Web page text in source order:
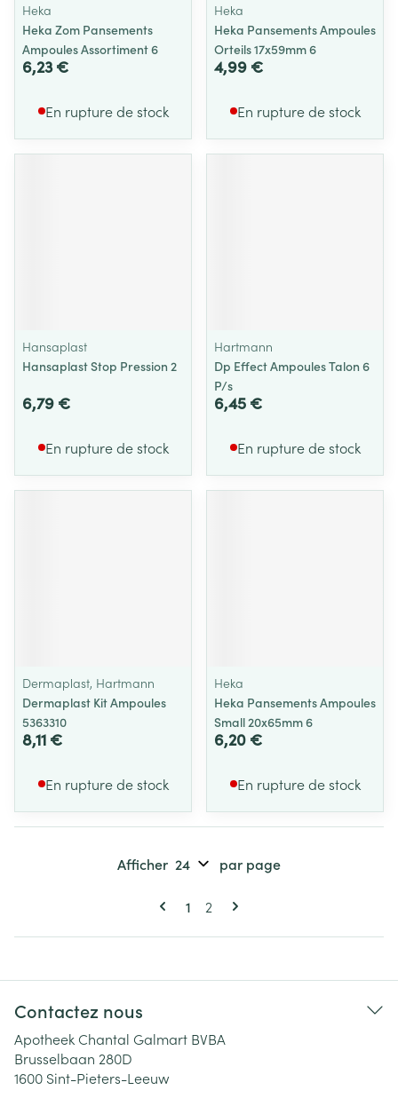
Heka
Heka Zom Pansements
Ampoules Assortiment 6
6,23 €
En rupture de stock
Heka
Heka Pansements Ampoules
Orteils 17x59mm 6
4,99 €
En rupture de stock
Hansaplast
Hansaplast Stop Pression 2
6,79 €
En rupture de stock
Hartmann
Dp Effect Ampoules Talon 6
P/s
6,45 €
En rupture de stock
Dermaplast, Hartmann
Dermaplast Kit Ampoules
5363310
8,11 €
En rupture de stock
Heka
Heka Pansements Ampoules
Small 20x65mm 6
6,20 €
En rupture de stock
Pages
Vous lisez actuellement la page
1 Page
2
Afficher par page
Contactez nous
Apotheek Chantal Galmart BVBA
Brusselbaan 280D
1600 Sint-Pieters-Leeuw